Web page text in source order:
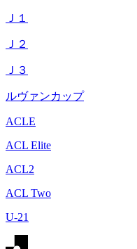
Ｊ１
Ｊ２
Ｊ３
ルヴァンカップ
ACLE
ACL Elite
ACL2
ACL Two
U-21